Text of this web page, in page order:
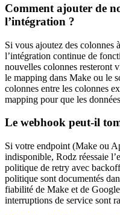
Comment ajouter de
l’intégration ?
Si vous ajoutez des colonnes
l’intégration continue de
nouvelles colonnes resteront
le mapping dans Make ou le
colonnes entre les colonnes
mapping pour que les
Le webhook peut-il
Si votre endpoint (Make ou
indisponible, Rodz réessaie
politique de retry avec
politique sont documentés
fiabilité de Make et de
interruptions de service sont